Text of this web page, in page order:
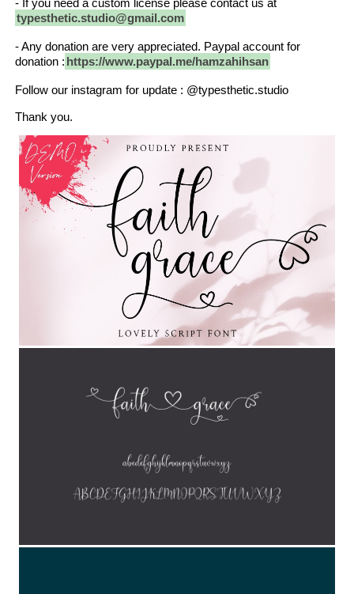
- If you need a custom license please contact us at
typesthetic.studio@gmail.com
- Any donation are very appreciated. Paypal account for
donation : https://www.paypal.me/hamzahihsan
Follow our instagram for update : @typesthetic.studio
Thank you.